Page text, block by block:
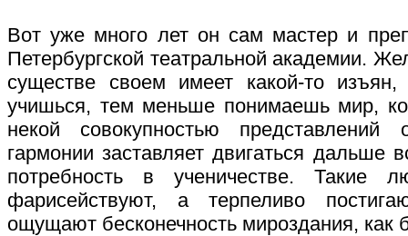
Вот уже много лет он сам мастер и
Петербургской театральной академии.
существе своем имеет какой-то
учишься, тем меньше понимаешь мир,
некой совокупностью
гармонии заставляет двигаться дальше
потребность в ученичестве. Такие
фарисействуют, а терпеливо
ощущают бесконечность мироздания, как